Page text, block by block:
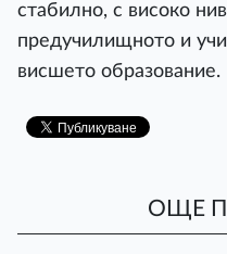
стабилно, с високо
предучилищното и
висшето образование.
ОЩЕ